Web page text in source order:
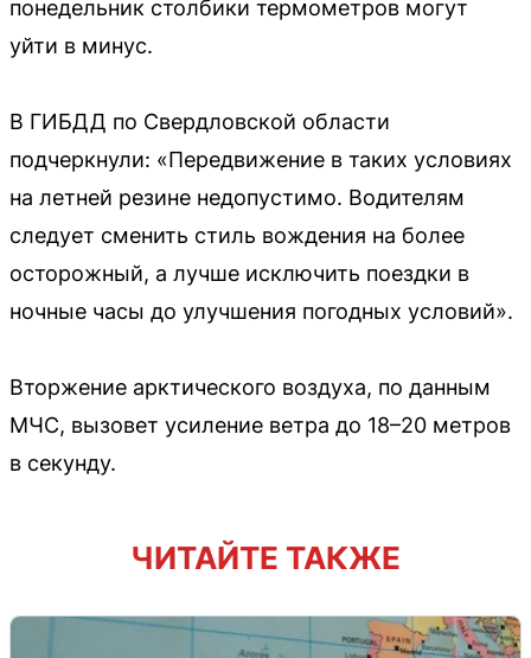
понедельник столбики термометров могут
уйти в минус.
В ГИБДД по Свердловской области
подчеркнули: «Передвижение в таких условиях
на летней резине недопустимо. Водителям
следует сменить стиль вождения на более
осторожный, а лучше исключить поездки в
ночные часы до улучшения погодных условий».
Вторжение арктического воздуха, по данным
МЧС, вызовет усиление ветра до 18–20 метров
в секунду.
ЧИТАЙТЕ ТАКЖЕ